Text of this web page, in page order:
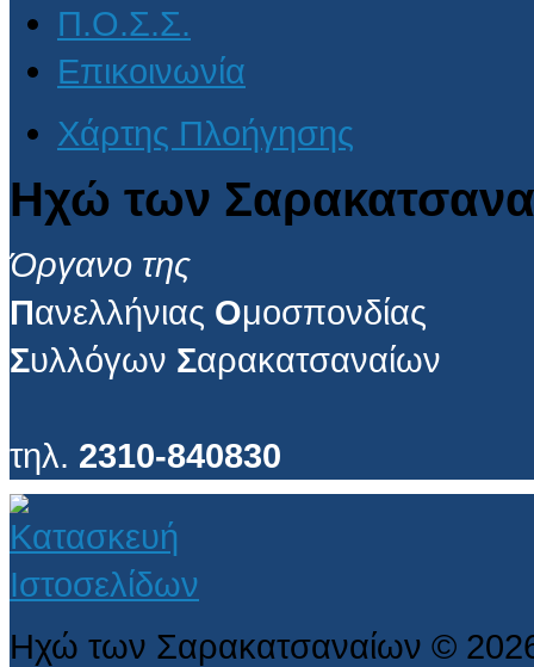
Π.Ο.Σ.Σ.
Επικοινωνία
Χάρτης Πλοήγησης
Ηχώ των
Όργανο της
Πανελλήνιας Ομοσπονδίας
Συλλόγων Σαρακατσαναίων
τηλ. 2310-840830
Ηχώ των Σαρακατσαναίων ©